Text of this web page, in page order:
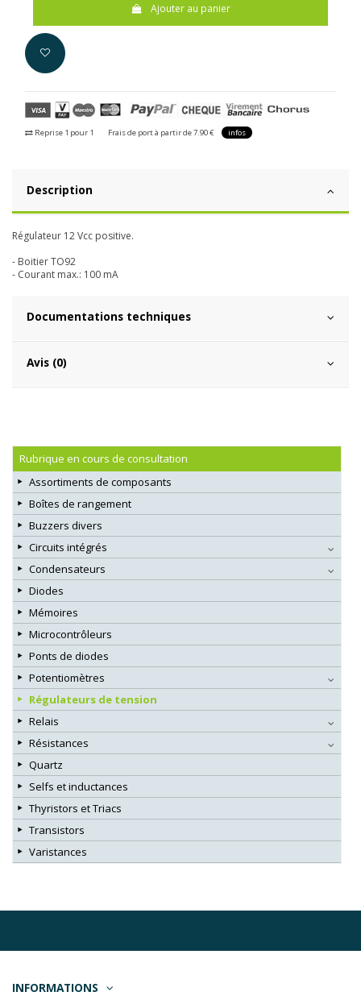
Ajouter au panier
Reprise 1 pour 1 Frais de port à partir de 7.90 € infos
Description
Régulateur 12 Vcc positive.
- Boitier TO92
- Courant max.: 100 mA
Documentations techniques
Avis (0)
Rubrique en cours de consultation
Assortiments de composants
Boîtes de rangement
Buzzers divers
Circuits intégrés
Condensateurs
Diodes
Mémoires
Microcontrôleurs
Ponts de diodes
Potentiomètres
Régulateurs de tension
Relais
Résistances
Quartz
Selfs et inductances
Thyristors et Triacs
Transistors
Varistances
INFORMATIONS